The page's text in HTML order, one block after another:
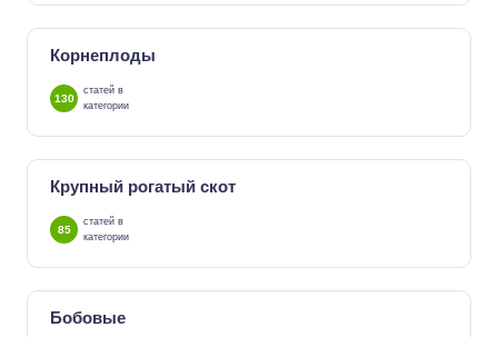
Корнеплоды
130
статей в
категории
Крупный рогатый скот
85
статей в
категории
Бобовые